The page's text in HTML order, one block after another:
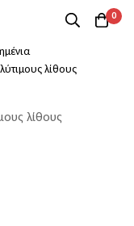
0
λίθους